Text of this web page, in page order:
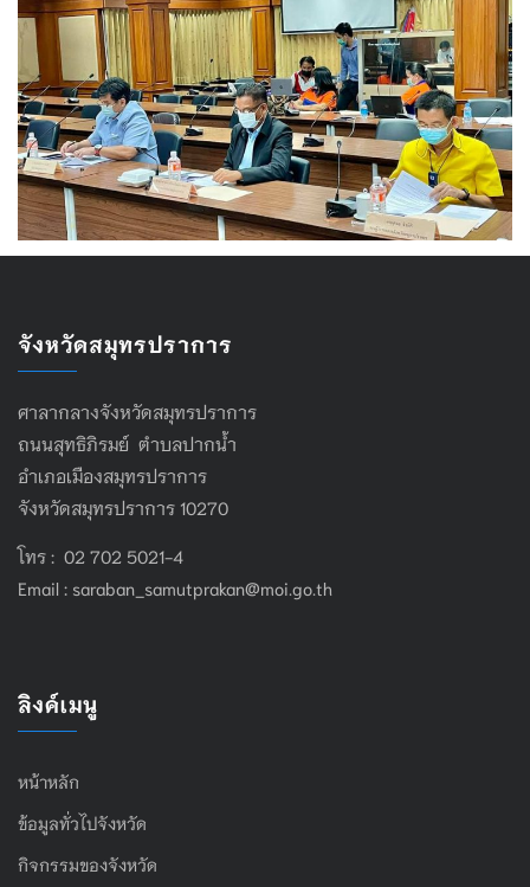
จังหวัดสมุทรปราการ
ศาลากลางจังหวัดสมุทรปราการ
ถนนสุทธิภิรมย์ ตำบลปากน้ำ
อำเภอเมืองสมุทรปราการ
จังหวัดสมุทรปราการ 10270
โทร : 02 702 5021-4
Email : saraban_samutprakan@moi.go.th
ลิงค์เมนู
หน้าหลัก
ข้อมูลทั่วไปจังหวัด
กิจกรรมของจังหวัด